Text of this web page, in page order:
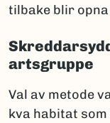
tilbake blir
artsgruppe
Val av metode
kva habitat